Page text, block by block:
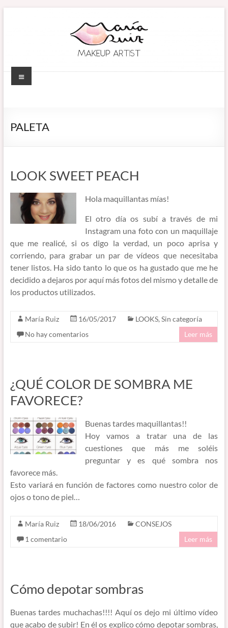
EN CÓRDOBA
(España).
automaquillaje.
Bellypainting.
Menú
PALETA
LOOK SWEET PEACH
Hola maquillantas mías!
El otro día os subí a través de mi
Instagram una foto con un maquillaje
que me realicé, si os digo la verdad, un poco aprisa y
corriendo, para grabar un par de vídeos que necesitaba
tener listos. Ha sido tanto lo que os ha gustado que me he
decidido a dejaros por aquí más fotos del mismo y detalle de
los productos utilizados.
María Ruiz 16/05/2017 LOOKS, Sin categoría
No hay comentarios
Leer más
¿QUÉ COLOR DE SOMBRA ME
FAVORECE?
Buenas tardes maquillantas!!
Hoy vamos a tratar una de las
cuestiones que más me soléis
preguntar y es qué sombra nos
favorece más.
Esto variará en función de factores como nuestro color de
ojos o tono de piel…
María Ruiz 18/06/2016
CONSEJOS
1 comentario
Leer más
Cómo depotar sombras
Buenas tardes muchachas!!!! Aquí os dejo mi último vídeo
que acabo de subir! En él os explico cómo depotar sombras,